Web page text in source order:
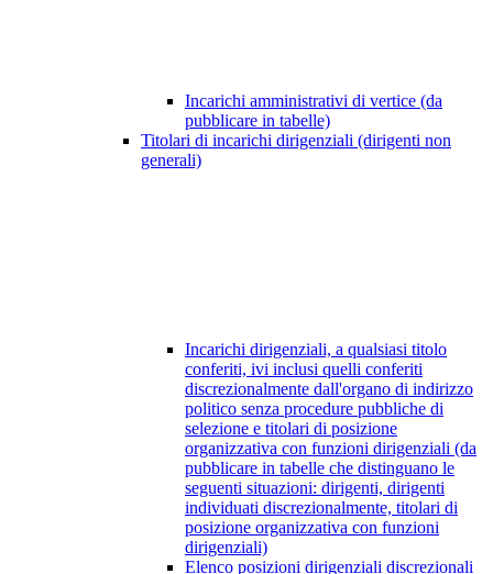
Incarichi amministrativi di vertice (da
pubblicare in tabelle)
Titolari di incarichi dirigenziali (dirigenti non
generali)
Incarichi dirigenziali, a qualsiasi titolo
conferiti, ivi inclusi quelli conferiti
discrezionalmente dall'organo di indirizzo
politico senza procedure pubbliche di
selezione e titolari di posizione
organizzativa con funzioni dirigenziali (da
pubblicare in tabelle che distinguano le
seguenti situazioni: dirigenti, dirigenti
individuati discrezionalmente, titolari di
posizione organizzativa con funzioni
dirigenziali)
Elenco posizioni dirigenziali discrezionali